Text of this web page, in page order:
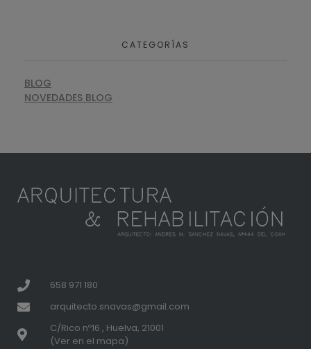
CATEGORÍAS
BLOG
NOVEDADES BLOG
658 971 180
arquitecto.snavas@gmail.com
C/Rico nº16 , Huelva, 21001
(Ver en el mapa)